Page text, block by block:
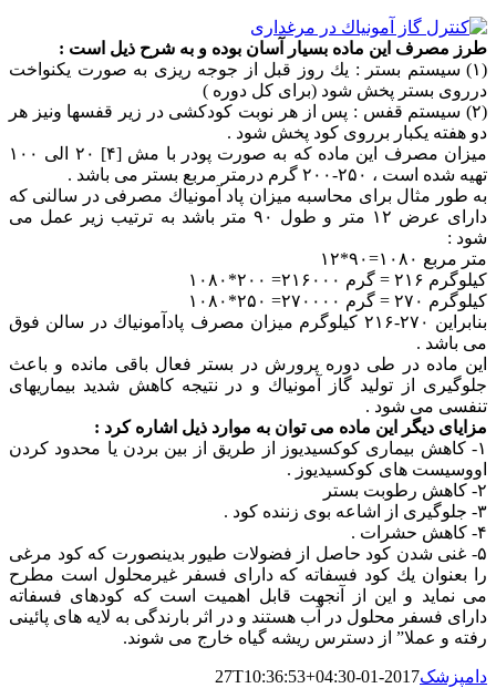
طرز مصرف این ماده بسیار آسان بوده و به شرح ذیل است :
(۱) سیستم بستر : یك روز قبل از جوجه ریزی به صورت یكنواخت
درروی بستر پخش شود (برای كل دوره )
(۲) سیستم قفس : پس از هر نوبت كودكشی در زیر قفسها ونیز هر
دو هفته یكبار برروی كود پخش شود .
میزان مصرف این ماده كه به صورت پودر با مش [۴] ۲۰ الی ۱۰۰
تهیه شده است ، ۲۵۰-۲۰۰ گرم درمتر مربع بستر می باشد .
به طور مثال برای محاسبه میزان پاد آمونیاك مصرفی در سالنی كه
دارای عرض ۱۲ متر و طول ۹۰ متر باشد به ترتیب زیر عمل می
شود :
متر مربع ۱۰۸۰=۹۰*۱۲
كیلوگرم ۲۱۶ = گرم ۲۱۶۰۰۰= ۲۰۰*۱۰۸۰
كیلوگرم ۲۷۰ = گرم ۲۷۰۰۰۰= ۲۵۰*۱۰۸۰
بنابراین ۲۷۰-۲۱۶ كیلوگرم میزان مصرف پادآمونیاك در سالن فوق
می باشد .
این ماده در طی دوره پرورش در بستر فعال باقی مانده و باعث
جلوگیری از تولید گاز آمونیاك و در نتیجه كاهش شدید بیماریهای
تنفسی می شود .
مزایای دیگر این ماده می توان به موارد ذیل اشاره كرد :
۱- كاهش بیماری كوكسیدیوز از طریق از بین بردن یا محدود كردن
اووسیست های كوكسیدیوز .
۲- كاهش رطوبت بستر
۳- جلوگیری از اشاعه بوی زننده كود .
۴- كاهش حشرات .
۵- غنی شدن كود حاصل از فضولات طیور بدینصورت كه كود مرغی
را بعنوان یك كود فسفاته كه دارای فسفر غیرمحلول است مطرح
می نماید و این از آنجهت قابل اهمیت است كه كودهای فسفاته
دارای فسفر محلول در آب هستند و در اثر بارندگی به لایه های پائینی
رفته و عملا” از دسترس ریشه گیاه خارج می شوند.
دامپزشک2017-01-27T10:36:53+04:30